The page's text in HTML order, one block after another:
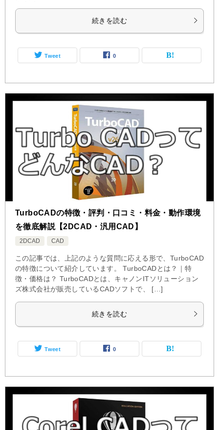
続きを読む
Tweet 0
TurboCADの特徴・評判・口コミ・料金・動作環境
を徹底解説【2DCAD・汎用CAD】
2DCAD CAD
この記事では、上記のような質問に応える形で、TurboCAD
の特徴について紹介しています。 TurboCADとは？｜特
徴・価格は？ TurboCADとは、キャノンITソリューション
ズ株式会社が販売しているCADソフトで、 […]
続きを読む
Tweet 0